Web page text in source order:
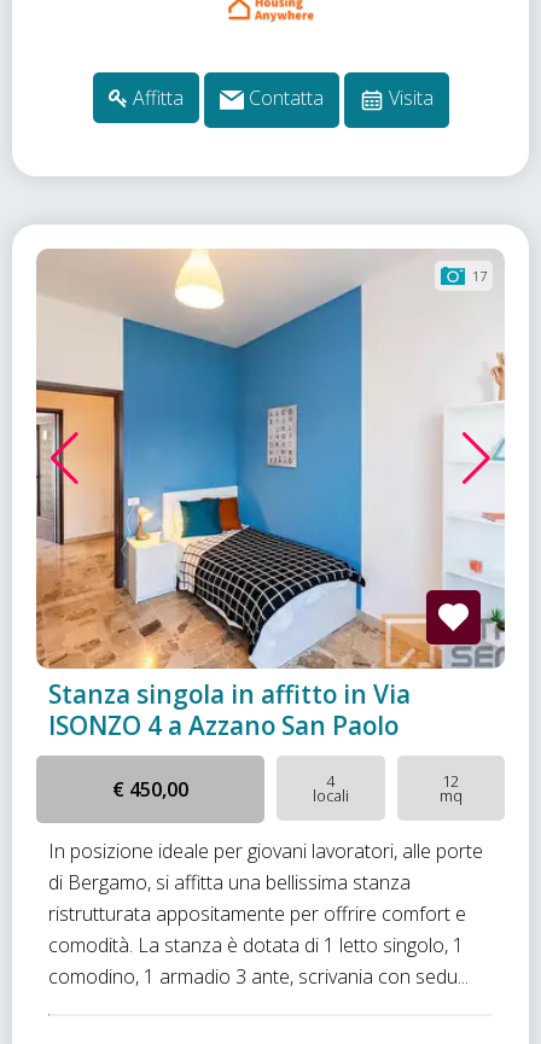
Affitta Contatta Visita
17
Stanza singola in affitto in Via
ISONZO 4 a Azzano San Paolo
€ 450,00 4
locali
12
mq
In posizione ideale per giovani lavoratori, alle porte
di Bergamo, si affitta una bellissima stanza
ristrutturata appositamente per offrire comfort e
comodità. La stanza è dotata di 1 letto singolo, 1
comodino, 1 armadio 3 ante, scrivania con sedu...